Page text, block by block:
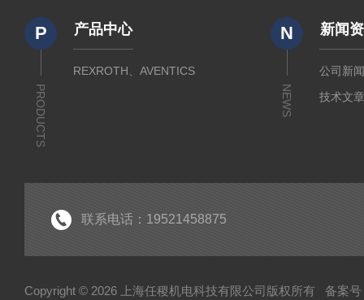
P
PRODUCTS
产品中心
REXROTH、AVENTICS
N
NEWS
新闻
公司新
技术文
联系电话：19521458875
Copyright © 2026 上海任稷机电科技有限公司版权所有 备案号